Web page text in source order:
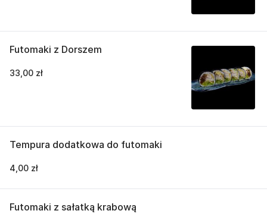
Futomaki z Dorszem
33,00 zł
Tempura dodatkowa do futomaki
4,00 zł
Futomaki z sałatką krabową